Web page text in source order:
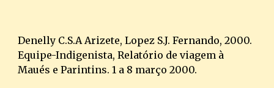
Denelly C.S.A Arizete, Lopez S.J. Fernando, 2000.
Equipe-Indigenista, Relatório de viagem à
Maués e Parintins. 1 a 8 março 2000.